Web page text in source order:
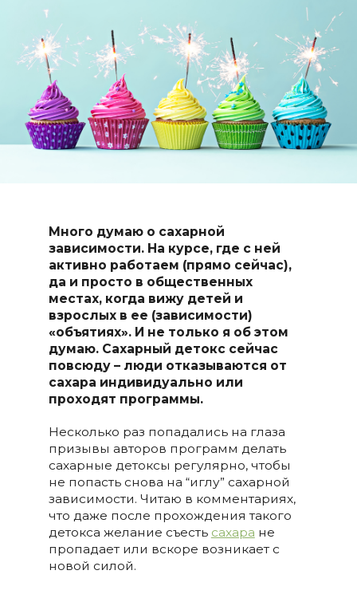
Много думаю о сахарной
зависимости. На курсе, где с ней
активно работаем (прямо сейчас),
да и просто в общественных
местах, когда вижу детей и
взрослых в ее (зависимости)
«объятиях». И не только я об этом
думаю. Сахарный детокс сейчас
повсюду – люди отказываются от
сахара индивидуально или
проходят программы.
Несколько раз попадались на глаза
призывы авторов программ делать
сахарные детоксы регулярно, чтобы
не попасть снова на “иглу” сахарной
зависимости. Читаю в комментариях,
что даже после прохождения такого
детокса желание съесть сахара не
пропадает или вскоре возникает с
новой силой.